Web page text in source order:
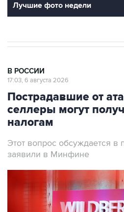
Лучшие фото недели
В РОССИИ
17:03, 6 августа 2026
Пострадавшие от
селлеры могут
налогам
Этот вопрос обсуждается в
заявили в Минфине